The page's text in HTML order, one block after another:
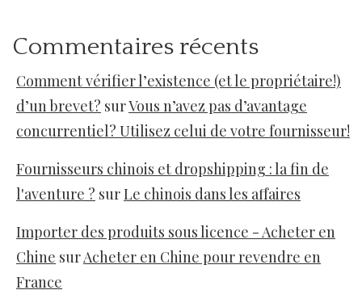
Commentaires récents
Comment vérifier l’existence (et le propriétaire!)
d’un brevet? surVous n’avez pas d’avantage
concurrentiel? Utilisez celui de votre fournisseur!
Fournisseurs chinois et dropshipping : la fin de
l'aventure ? surLe chinois dans les affaires
Importer des produits sous licence - Acheter en
Chine surAcheter en Chine pour revendre en
France